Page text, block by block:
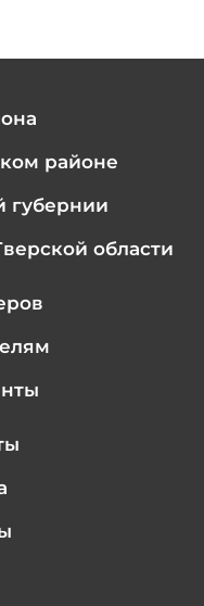
районе
губернии
области